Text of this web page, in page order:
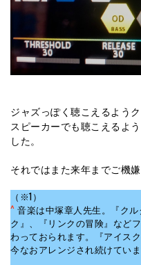
ジャズっぽく聴こえるよう
スピーカーでも聴こえるよ
した。
それではまた来年までご機嫌
（※1）
^ 音楽は中塚章人先生。『ク
ク』、『リンクの冒険』など
わっておられます。『アイス
今なおアレンジされ続けてい